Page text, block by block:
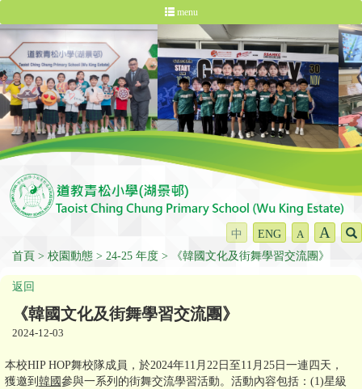
menu
中 ENG A A
首頁 校園動態 24-25 年度 《韓國文化及街舞學習交流團》
返回
《韓國文化及街舞學習交流團》
2024-12-03
本校HIP HOP舞校隊成員，於2024年11月22日至11月25日一連四天，
獲邀到 韓國參與一系列的街舞交流學習活動。活動內容包括：(1)星級